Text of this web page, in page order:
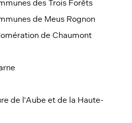
des Trois Forêts
de Meus Rognon
de Chaumont
de l'Aube et de la Haute-